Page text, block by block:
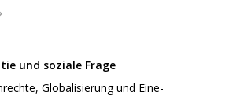
und soziale Frage
Globalisierung und Eine-